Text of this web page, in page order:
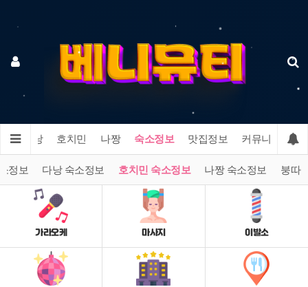
다낭 호치민 나짱 숙소정보 맛집정보 커뮤니티
정보 다낭 숙소정보 호치민 숙소정보 나짱 숙소정보 붕따
가라오케 마사지 이발소